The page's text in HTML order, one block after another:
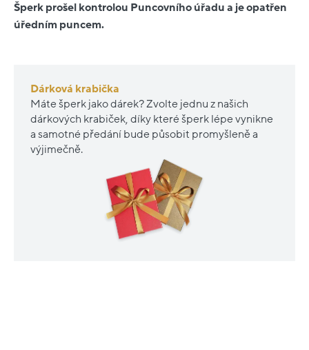
Šperk prošel kontrolou Puncovního úřadu a je opatřen
úředním puncem.
Dárková krabička
Máte šperk jako dárek? Zvolte jednu z našich
dárkových krabiček, díky které šperk lépe vynikne
a samotné předání bude působit promyšleně a
výjimečně.